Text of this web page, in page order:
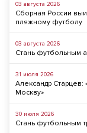
03 августа 2026
Сборная России
пляжному футболу
03 августа 2026
Стань футбольным
31 июля 2026
Александр
Москву»
30 июля 2026
Стань футбольным